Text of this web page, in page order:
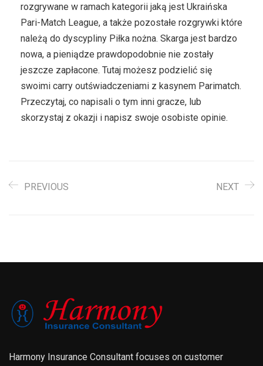
rozgrywane w ramach kategorii jaką jest Ukraińska
Pari-Match League, a także pozostałe rozgrywki które
należą do dyscypliny Piłka nożna. Skarga jest bardzo
nowa, a pieniądze prawdopodobnie nie zostały
jeszcze zapłacone. Tutaj możesz podzielić się
swoimi carry outświadczeniami z kasynem Parimatch.
Przeczytaj, co napisali o tym inni gracze, lub
skorzystaj z okazji i napisz swoje osobiste opinie.
PREVIOUS NEXT
Harmony Insurance Consultant focuses on customer